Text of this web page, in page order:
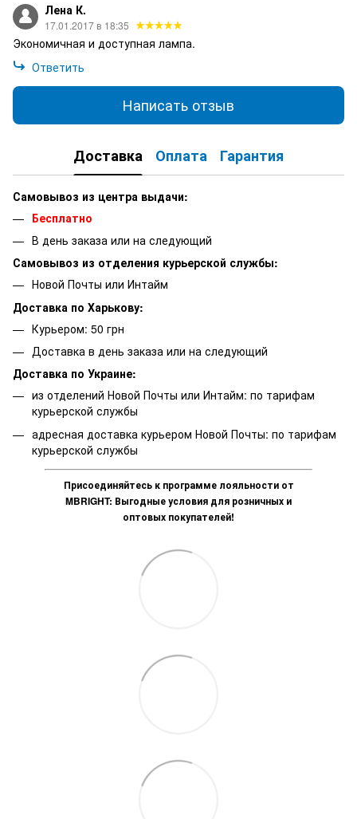
Лена К.
17.01.2017 в 18:35
Экономичная и доступная лампа.
Ответить
Написать отзыв
Доставка Оплата Гарантия
Самовывоз из центра выдачи:
Бесплатно
В день заказа или на следующий
Самовывоз из отделения курьерской службы:
Новой Почты или Интайм
Доставка по Харькову:
Курьером: 50 грн
Доставка в день заказа или на следующий
Доставка по Украине:
из отделений Новой Почты или Интайм: по тарифам
курьерской службы
адресная доставка курьером Новой Почты: по тарифам
курьерской службы
Присоединяйтесь к программе лояльности от
MBRIGHT: Выгодные условия для розничных и
оптовых покупателей!